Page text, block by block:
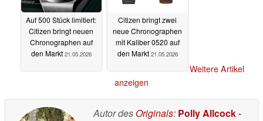
Auf 500 Stück limitiert:
Citizen bringt neuen
Chronographen auf
den Markt 21.05.2026
Citizen bringt zwei
neue Chronographen
mit Kaliber 0520 auf
den Markt 21.05.2026
Weitere Artikel
anzeigen
Autor des Originals: Polly Allcock-